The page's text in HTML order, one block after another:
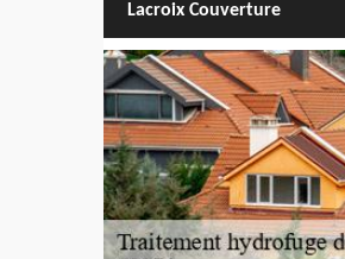
Lacroix Couverture